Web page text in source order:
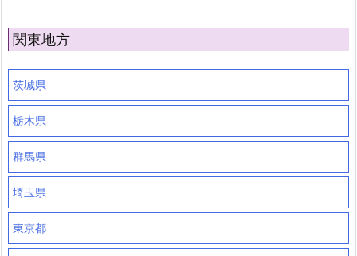
関東地方
茨城県
栃木県
群馬県
埼玉県
東京都